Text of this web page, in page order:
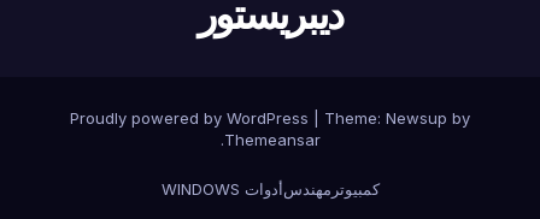
ديبريستور
Proudly powered by WordPress Theme: Newsup by
Themeansar
.
كمبيوتر مهندسأدوات WINDOWS